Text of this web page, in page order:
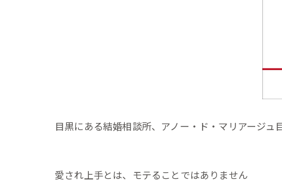
目黒にある結婚相談所、アノー・ド・マリアージュ
愛され上手とは、モテることではありません